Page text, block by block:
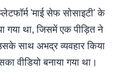
'माई सेफ सोसाइटी' के
गया था, जिसमें एक पीड़ित ने
साथ अभद्र व्यवहार किया
वीडियो बनाया गया था।